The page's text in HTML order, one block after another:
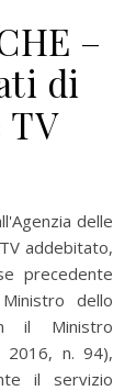
–
di
TV
addebitato,
precedente
dello
il Ministro
2016, n. 94),
il servizio